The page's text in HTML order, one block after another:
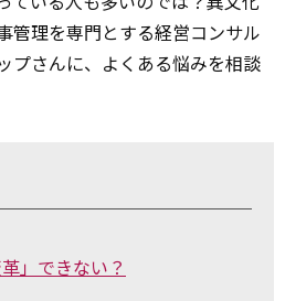
管理を専門とする経営コンサル
プさんに、よくある悩みを相談
」できない？